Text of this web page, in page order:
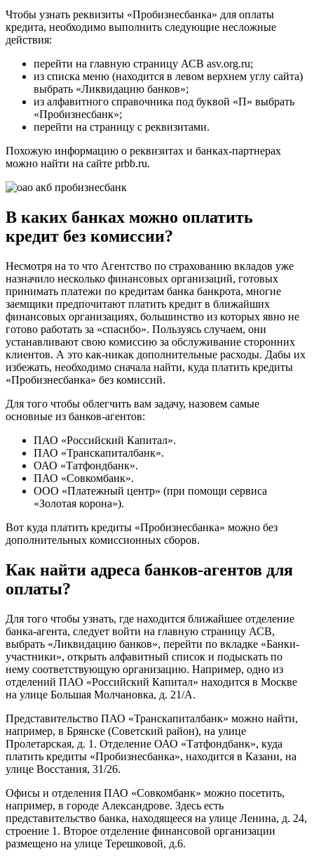
Чтобы узнать реквизиты «Пробизнесбанка» для оплаты
кредита, необходимо выполнить следующие несложные
действия:
перейти на главную страницу АСВ asv.org.ru;
из списка меню (находится в левом верхнем углу сайта)
выбрать «Ликвидацию банков»;
из алфавитного справочника под буквой «П» выбрать
«Пробизнесбанк»;
перейти на страницу с реквизитами.
Похожую информацию о реквизитах и банках-партнерах
можно найти на сайте prbb.ru.
В каких банках можно оплатить
кредит без комиссии?
Несмотря на то что Агентство по страхованию вкладов уже
назначило несколько финансовых организаций, готовых
принимать платежи по кредитам банка банкрота, многие
заемщики предпочитают платить кредит в ближайших
финансовых организациях, большинство из которых явно не
готово работать за «спасибо». Пользуясь случаем, они
устанавливают свою комиссию за обслуживание сторонних
клиентов. А это как-никак дополнительные расходы. Дабы их
избежать, необходимо сначала найти, куда платить кредиты
«Пробизнесбанка» без комиссий.
Для того чтобы облегчить вам задачу, назовем самые
основные из банков-агентов:
ПАО «Российский Капитал».
ПАО «Транскапиталбанк».
ОАО «Татфондбанк».
ПАО «Совкомбанк».
ООО «Платежный центр» (при помощи сервиса
«Золотая корона»).
Вот куда платить кредиты «Пробизнесбанка» можно без
дополнительных комиссионных сборов.
Как найти адреса банков-агентов для
оплаты?
Для того чтобы узнать, где находится ближайшее отделение
банка-агента, следует войти на главную страницу АСВ,
выбрать «Ликвидацию банков», перейти по вкладке «Банки-
участники», открыть алфавитный список и подыскать по
нему соответствующую организацию. Например, одно из
отделений ПАО «Российский Капитал» находится в Москве
на улице Большая Молчановка, д. 21/А.
Представительство ПАО «Транскапиталбанк» можно найти,
например, в Брянске (Советский район), на улице
Пролетарская, д. 1. Отделение ОАО «Татфондбанк», куда
платить кредиты «Пробизнесбанка», находится в Казани, на
улице Восстания, 31/26.
Офисы и отделения ПАО «Совкомбанк» можно посетить,
например, в городе Александрове. Здесь есть
представительство банка, находящееся на улице Ленина, д. 24,
строение 1. Второе отделение финансовой организации
размещено на улице Терешковой, д.6.